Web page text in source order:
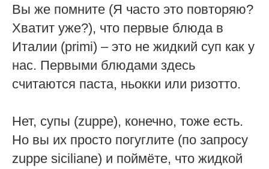
Вы же помните (Я часто это повторяю?
Хватит уже?), что первые блюда в
Италии (primi) – это не жидкий суп как у
нас. Первыми блюдами здесь
считаются паста, ньокки или ризотто.
Нет, супы (zuppe), конечно, тоже есть.
Но вы их просто погуглите (по запросу
zuppe siciliane) и поймёте, что жидкой